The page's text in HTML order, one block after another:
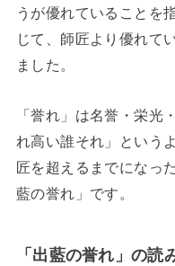
うが優れていることを
じて、師匠より優れて
ました。
「誉れ」は名誉・栄光
れ高い誰それ」という
匠を超えるまでになっ
藍の誉れ」です。
「出藍の誉れ」の読